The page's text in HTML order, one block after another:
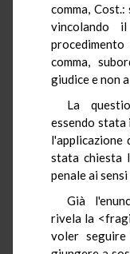
comma,
vincolando
comma,
giudice e non
La
essendo stata
l'applicazione
stata chiesta
penale ai
Già
rivela la
voler